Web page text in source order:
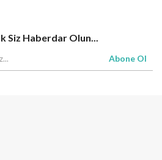
Siz Haberdar Olun...
Abone Ol